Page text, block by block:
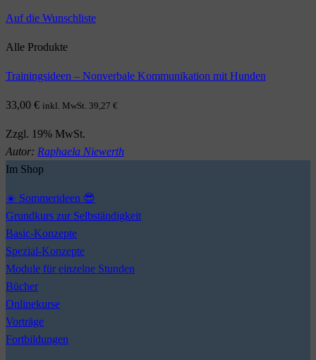
Auf die Wunschliste
Alle Produkte
Trainingsideen – Nonverbale Kommunikation mit Hunden
33,00 € inkl. MwSt. 39,27 €
Zzgl. 19% MwSt.
Autor: Raphaela Niewerth
Im Shop
☀️ Sommerideen 😎
Grundkurs zur Selbständigkeit
Basic-Konzepte
Spezial-Konzepte
Module für einzelne Stunden
Bücher
Onlinekurse
Vorträge
Fortbildungen